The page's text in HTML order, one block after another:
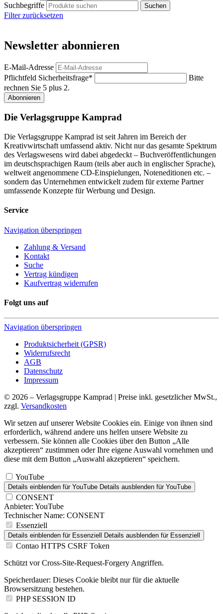
Suchbegriffe
Filter zurücksetzen
Newsletter abonnieren
E-Mail-Adresse
Pflichtfeld Sicherheitsfrage*
Bitte
rechnen Sie 5 plus 2.
Abonnieren
Die Verlagsgruppe Kamprad
Die Verlagsgruppe Kamprad ist seit Jahren im Bereich der
Kreativwirtschaft umfassend aktiv. Nicht nur das gesamte Spektrum
des Verlagswesens wird dabei abgedeckt – Buchveröffentlichungen
im deutschsprachigen Raum (teils aber auch in englischer Sprache),
weltweit angenommene CD-Einspielungen, Noteneditionen etc. –
sondern das Unternehmen entwickelt zudem für externe Partner
umfassende Konzepte für Werbung und Design.
Service
Navigation überspringen
Zahlung & Versand
Kontakt
Suche
Vertrag kündigen
Kaufvertrag widerrufen
Folgt uns auf
Navigation überspringen
Produktsicherheit (GPSR)
Widerrufsrecht
AGB
Datenschutz
Impressum
© 2026 – Verlagsgruppe Kamprad | Preise inkl. gesetzlicher MwSt.,
zzgl. Versandkosten
Wir setzen auf unserer Website Cookies ein. Einige von ihnen sind
erforderlich, während andere uns helfen unsere Website zu
verbessern. Sie können alle Cookies über den Button „Alle
akzeptieren“ zustimmen oder Ihre eigene Auswahl vornehmen und
diese mit dem Button „Auswahl akzeptieren“ speichern.
YouTube
Details einblenden für YouTube Details ausblenden für YouTube
CONSENT
Anbieter: YouTube
Technischer Name: CONSENT
Essenziell
Details einblenden für Essenziell Details ausblenden für Essenziell
Contao HTTPS CSRF Token
Schützt vor Cross-Site-Request-Forgery Angriffen.
Speicherdauer: Dieses Cookie bleibt nur für die aktuelle
Browsersitzung bestehen.
PHP SESSION ID